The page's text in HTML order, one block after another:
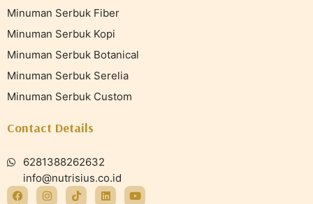
Minuman Serbuk Fiber
Minuman Serbuk Kopi
Minuman Serbuk Botanical
Minuman Serbuk Serelia
Minuman Serbuk Custom
Contact Details
6281388262632
info@nutrisius.co.id